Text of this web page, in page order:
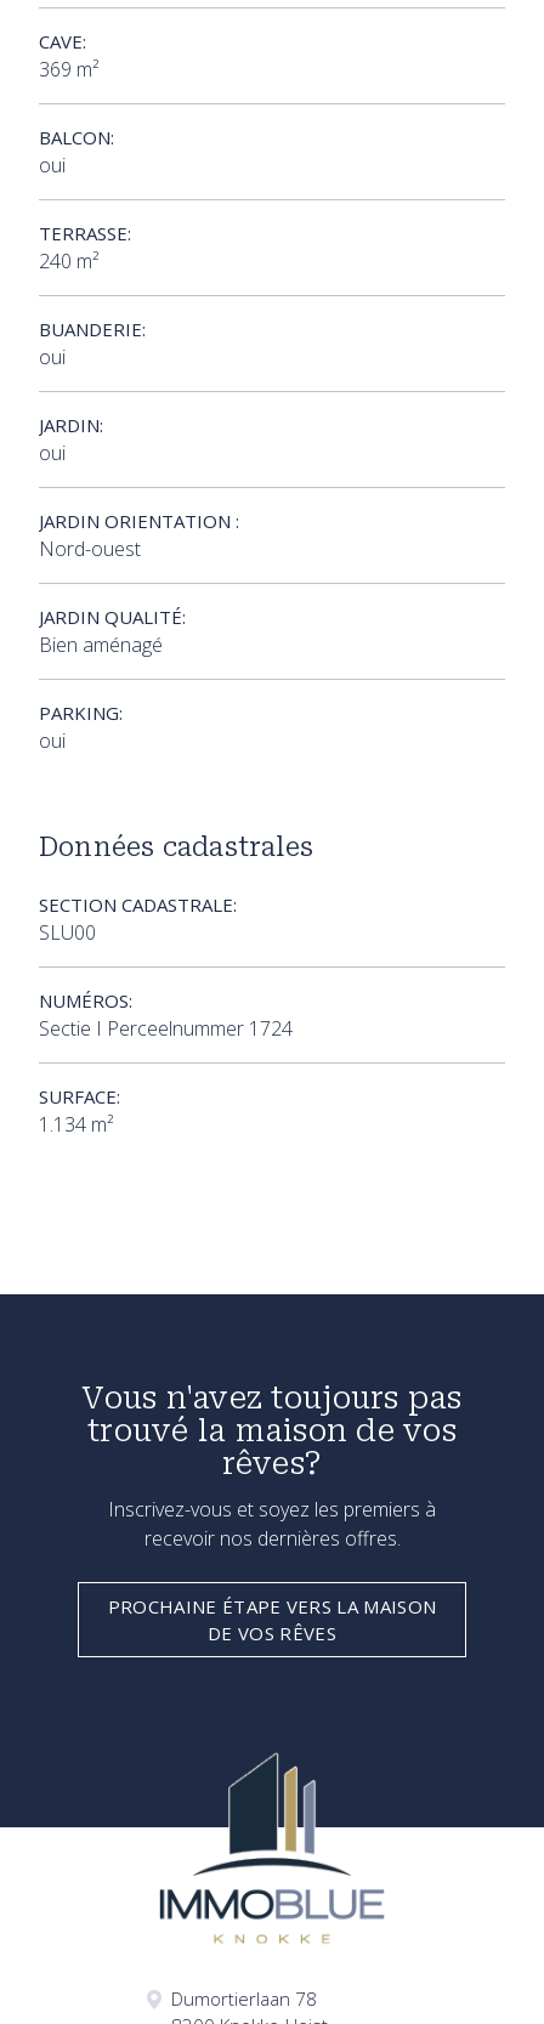
CAVE:
369 m²
BALCON:
oui
TERRASSE:
240 m²
BUANDERIE:
oui
JARDIN:
oui
JARDIN ORIENTATION :
Nord-ouest
JARDIN QUALITÉ:
Bien aménagé
PARKING:
oui
Données cadastrales
SECTION CADASTRALE:
SLU00
NUMÉROS:
Sectie I Perceelnummer 1724
SURFACE:
1.134 m²
Vous n'avez toujours pas
trouvé la maison de vos
rêves?
Inscrivez-vous et soyez les premiers à
recevoir nos dernières offres.
PROCHAINE ÉTAPE VERS LA MAISON
DE VOS RÊVES
Dumortierlaan 78